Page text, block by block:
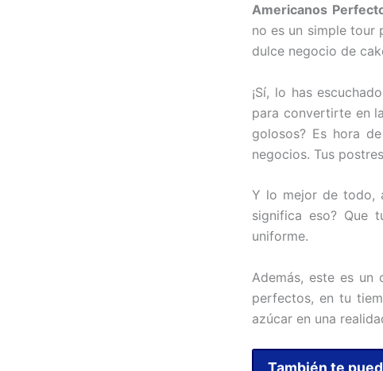
Americanos
no es un simple tour
dulce negocio de
¡Sí, lo has
para convertirte en
golosos? Es hora
negocios. Tus
Y lo mejor de todo,
significa eso? Que
uniforme.
Además, este es un
perfectos, en tu
azúcar en una
También te